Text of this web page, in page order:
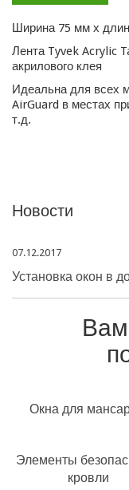
Ширина 75 мм х
Лента Tyvek Acrylic
акрилового клея
Идеальна для всех
AirGuard в местах
т.д.
Новости
07.12.2017
Установка окон в
Вам
Окна для
Элементы
кровли